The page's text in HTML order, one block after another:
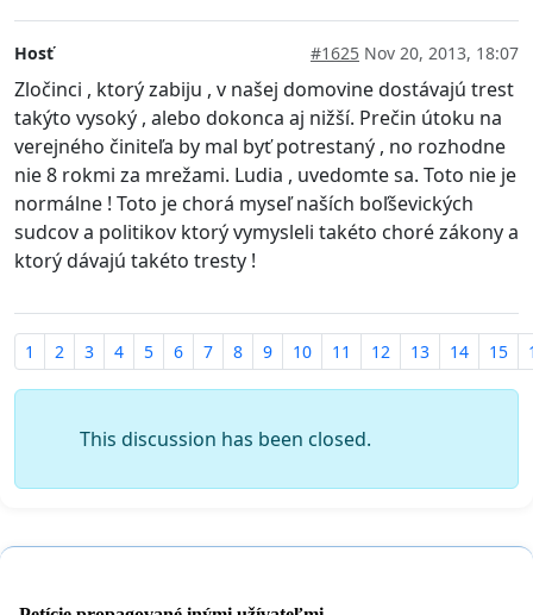
Hosť #1625 Nov 20, 2013, 18:07
Zločinci , ktorý zabiju , v našej domovine dostávajú trest
takýto vysoký , alebo dokonca aj nižší. Prečin útoku na
verejného činiteľa by mal byť potrestaný , no rozhodne
nie 8 rokmi za mrežami. Ludia , uvedomte sa. Toto nie je
normálne ! Toto je chorá myseľ naších boľševických
sudcov a politikov ktorý vymysleli takéto choré zákony a
ktorý dávajú takéto tresty !
1 2 3 4 5 6 7 8 9 10 11 12 13 14 15
This discussion has been closed.